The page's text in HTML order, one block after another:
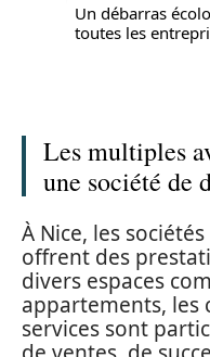
Un débarras
toutes les
Les multiples
une société de
À Nice, les
offrent des
divers espaces
appartements, les
services sont